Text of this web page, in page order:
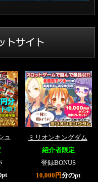
トサイト
ュ
pt
ミリオンキングダム
紹介者限定
登録BONUS
10,000円分のpt